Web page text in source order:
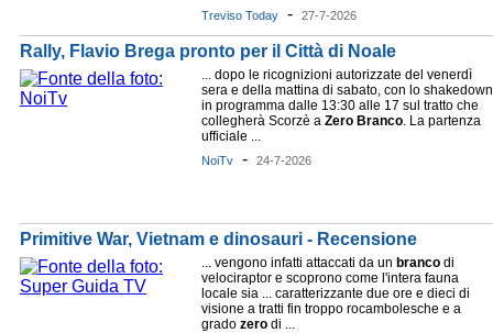
Treviso Today - 27-7-2026
Rally, Flavio Brega pronto per il Città di Noale
... dopo le ricognizioni autorizzate del venerdì
sera e della mattina di sabato, con lo shakedown
in programma dalle 13:30 alle 17 sul tratto che
collegherà Scorzè a Zero Branco. La partenza
ufficiale ...
NoiTv - 24-7-2026
Primitive War, Vietnam e dinosauri - Recensione
... vengono infatti attaccati da un branco di
velociraptor e scoprono come l'intera fauna
locale sia ... caratterizzante due ore e dieci di
visione a tratti fin troppo rocambolesche e a
grado zero di ...